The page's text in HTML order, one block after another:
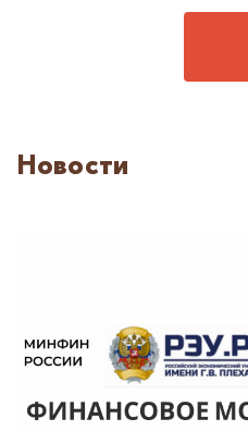
Новости